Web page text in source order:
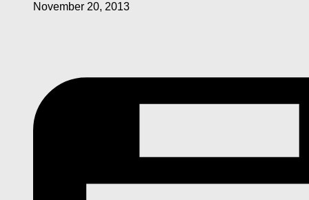
November 20, 2013